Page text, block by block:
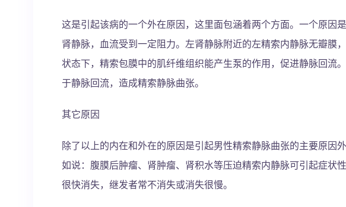
这是引起该病的一个外在原因，这里面包涵着两个方面。一个原因
肾静脉，血流受到一定阻力。左肾静脉附近的左精索内静脉无瓣膜
状态下，精索包膜中的肌纤维组织能产生泵的作用，促进静脉回流
于静脉回流，造成精索静脉曲张。
其它原因
除了以上的内在和外在的原因是引起男性精索静脉曲张的主要原因
如说：腹膜后肿瘤、肾肿瘤、肾积水等压迫精索内静脉可引起症状
很快消失，继发者常不消失或消失很慢。